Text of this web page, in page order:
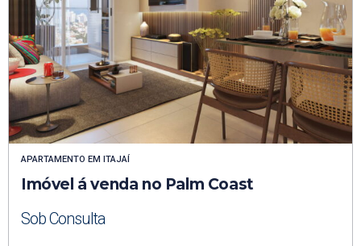
APARTAMENTO EM ITAJAÍ
Imóvel á venda no Palm Coast
Sob Consulta